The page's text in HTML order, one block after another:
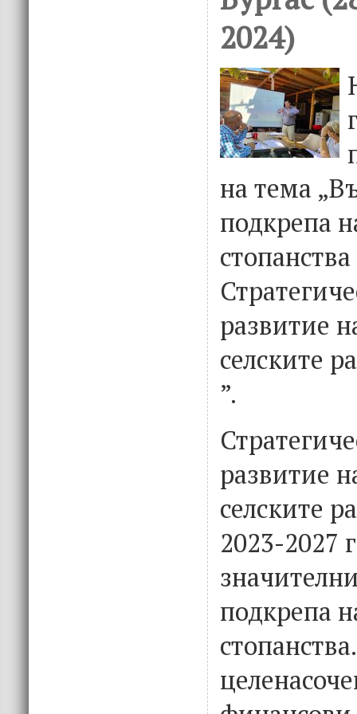
2024)
на тема
подкрепа
развитие
селските
”.
развитие
селските
2023-2027
подкрепа